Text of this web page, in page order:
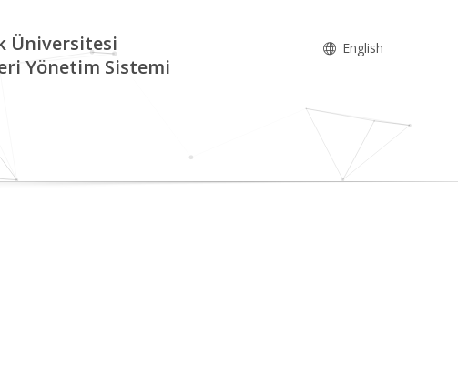
Üniversitesi
Yönetim Sistemi
English